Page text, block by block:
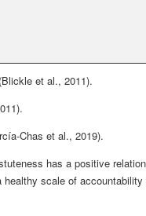
et al., 2011).
Chas et al., 2019).
has a positive
scale of